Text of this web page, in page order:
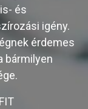
és
igény.
érdemes
bármilyen